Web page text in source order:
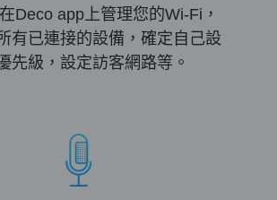
Deco app上管理您的Wi-Fi，
有已連接的設備，確定自己設
先級，設定訪客網路等。